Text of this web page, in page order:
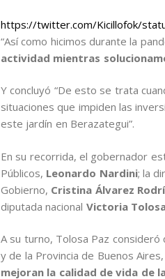
https://twitter.com/Kicillofok/
“Así como hicimos durante la
actividad mientras
Y concluyó “De esto se trata
situaciones que impiden las
este jardín en Berazategui”.
En su recorrida, el gobernador
Públicos, Leonardo Nardini; la
Gobierno, Cristina Álvarez
diputada nacional Victoria
A su turno, Tolosa Paz
y de la Provincia de Buenos Aires,
mejoran la calidad de vida de